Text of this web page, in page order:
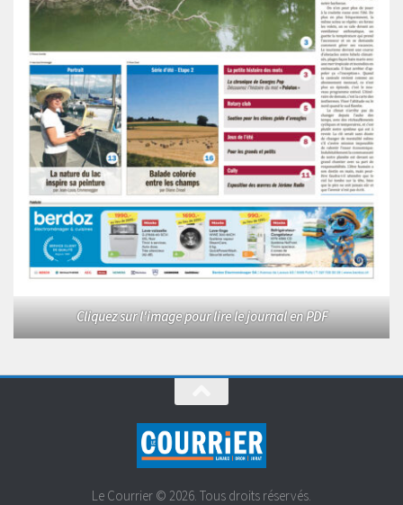
Cliquez sur l'image pour lire le journal en PDF
Le Courrier © 2026. Tous droits réservés.